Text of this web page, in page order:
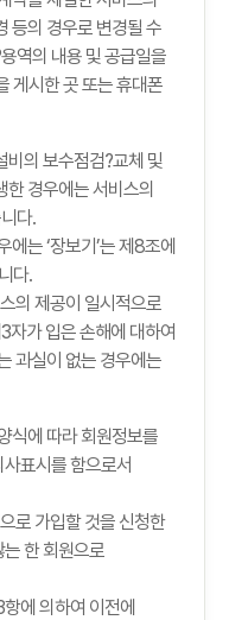
등의 경우로 변경될 수
역의 내용 및 공급일을
게시한 곳 또는 휴대폰
비의 보수점검?교체 및
경우에는 서비스의
다.
는 ‘장보기’는 제8조에
다.
의 제공이 일시적으로
자가 입은 손해에 대하여
과실이 없는 경우에는
식에 따라 회원정보를
표시를 함으로서
로 가입할 것을 신청한
한 회원으로
에 의하여 이전에